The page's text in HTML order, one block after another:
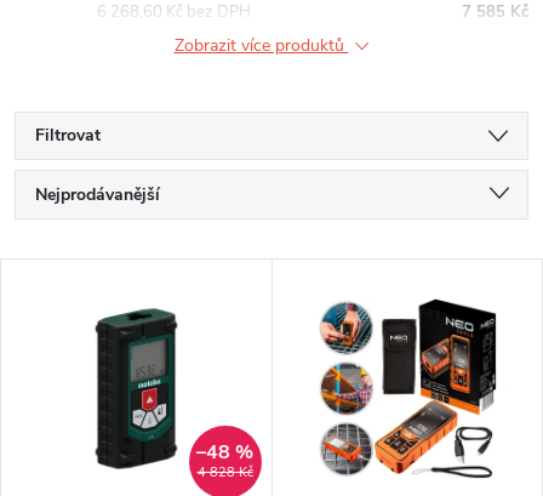
7 585 Kč
6 268,60 Kč bez DPH
Zobrazit více produktů
Filtrovat
Ř
a
Nejprodávanější
Abecedně
4 828 Kč
–48 %